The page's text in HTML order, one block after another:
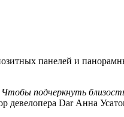
панелей и
подчеркнуть
девелопера Dar Анна